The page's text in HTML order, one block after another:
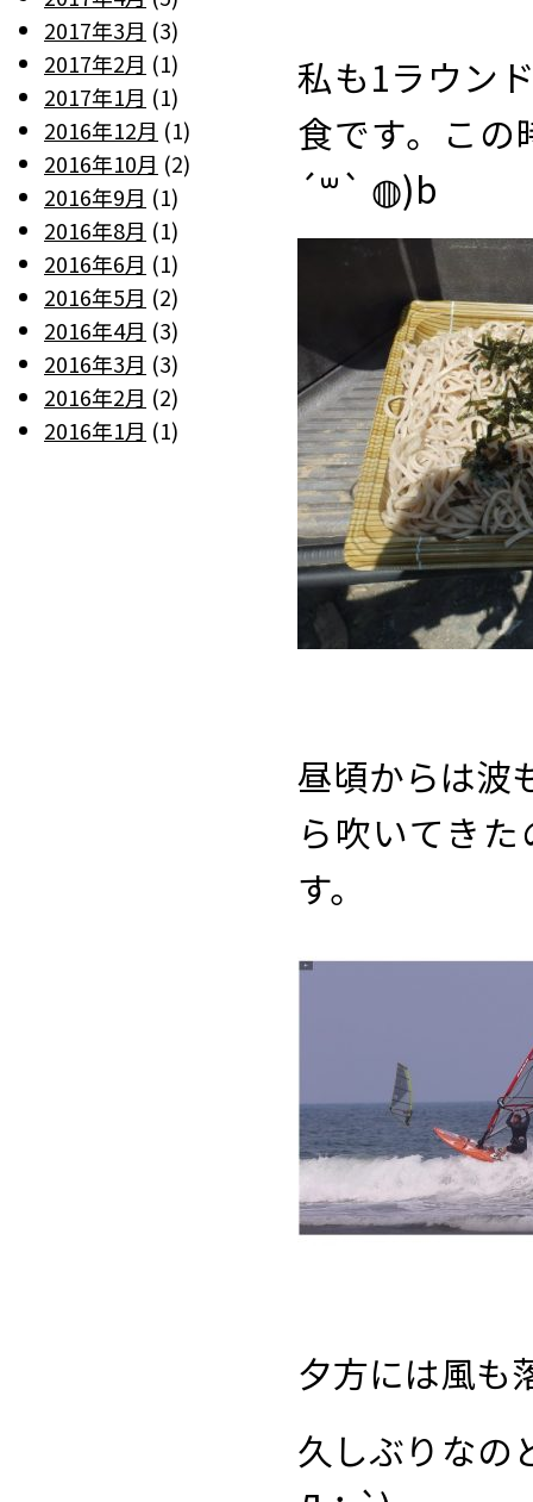
私も1ラウン
食です。こ
´꒳` ◍)b
昼頃からは波
ら吹いてき
す。
夕方には風も
久しぶりなの
2017年3月 (3)
2017年2月 (1)
2017年1月 (1)
2016年12月 (1)
2016年10月 (2)
2016年9月 (1)
2016年8月 (1)
2016年6月 (1)
2016年5月 (2)
2016年4月 (3)
2016年3月 (3)
2016年2月 (2)
2016年1月 (1)